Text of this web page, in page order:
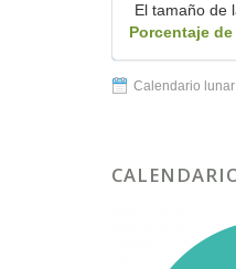
El tamaño de
Porcentaje
Calendario lunar